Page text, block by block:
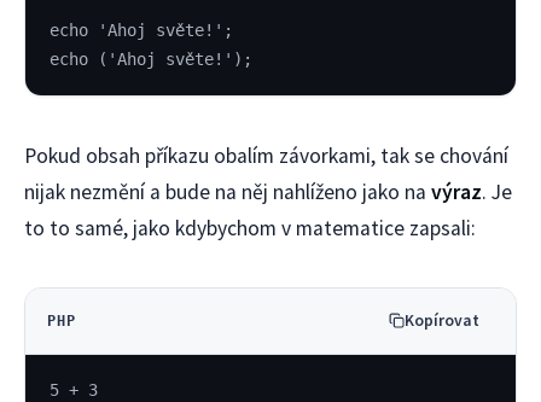
echo 'Ahoj světe!';
echo ('Ahoj světe!');
Pokud obsah příkazu obalím závorkami, tak se chování
nijak nezmění a bude na něj nahlíženo jako na výraz. Je
to to samé, jako kdybychom v matematice zapsali:
PHP Kopírovat
5 + 3